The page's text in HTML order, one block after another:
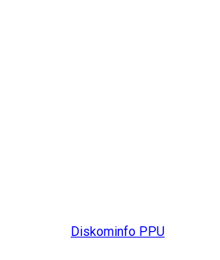
Diskominfo PPU